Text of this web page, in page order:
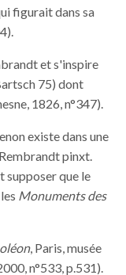
figurait dans sa
et s'inspire
75) dont
1826, n°347).
existe dans une
pinxt.
supposer que le
Monuments des
, Paris, musée
n°533, p.531).